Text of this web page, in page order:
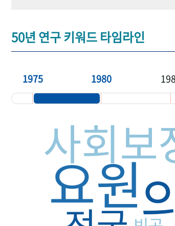
50년 연구 키워드 타임라인
1975 1980
요원
사회보